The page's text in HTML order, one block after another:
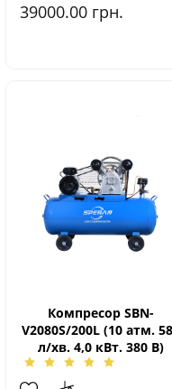
39000.00 грн.
Компресор SBN-
V2080S/200L (10 атм.
л/хв. 4,0 кВт. 380 В)